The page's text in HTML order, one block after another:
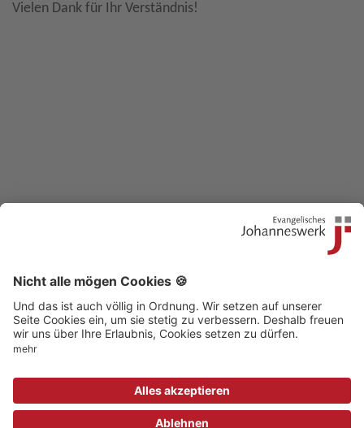
Vielen Dank für Ihr Verständnis!